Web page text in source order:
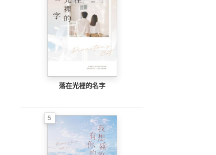
落在光裡的名字
5